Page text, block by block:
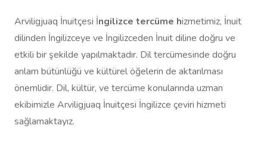
Arviligjuaq İnuitçesi İngilizce tercüme hizmetimiz, İnuit
dilinden İngilizceye ve İngilizceden İnuit diline doğru ve
etkili bir şekilde yapılmaktadır. Dil tercümesinde doğru
anlam bütünlüğü ve kültürel öğelerin de aktarılması
önemlidir. Dil, kültür, ve tercüme konularında uzman
ekibimizle Arviligjuaq İnuitçesi İngilizce çeviri hizmeti
sağlamaktayız.